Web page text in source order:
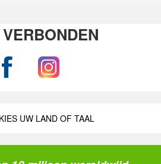
KIES UW LAND OF TAAL